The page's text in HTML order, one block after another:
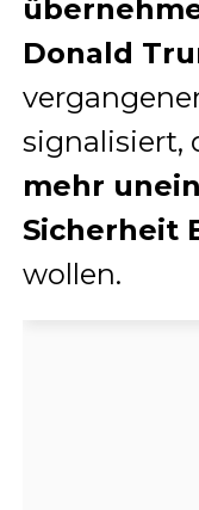
Donald
signalisiert,
mehr
Sicherheit
wollen.